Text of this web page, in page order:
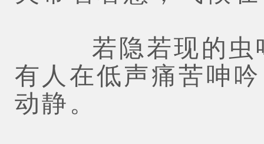
若隐若现的虫鸣
有人在低声痛苦呻
动静。